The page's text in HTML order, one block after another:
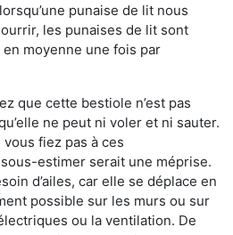
punaise de lit nous
les punaises de lit sont
moyenne une fois par
que cette bestiole n’est pas
ne peut ni voler et ni sauter.
fiez pas à ces
estimer serait une méprise.
d’ailes, car elle se déplace en
possible sur les murs ou sur
ou la ventilation. De